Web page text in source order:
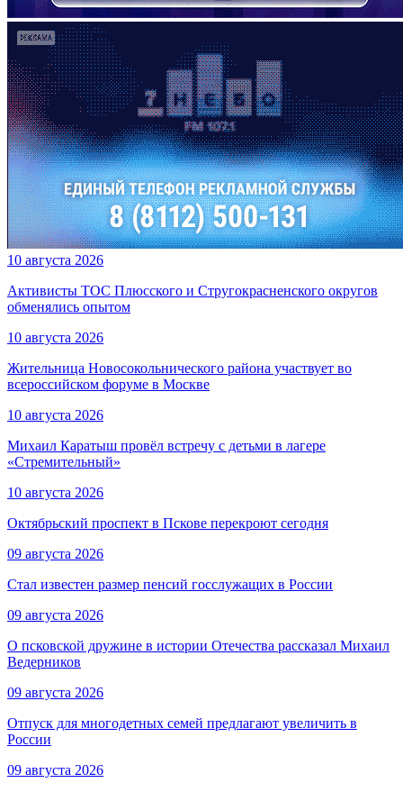
10 августа 2026
Активисты ТОС Плюсского и Стругокрасненского округов
обменялись опытом
10 августа 2026
Жительница Новосокольнического района участвует во
всероссийском форуме в Москве
10 августа 2026
Михаил Каратыш провёл встречу с детьми в лагере
«Стремительный»
10 августа 2026
Октябрьский проспект в Пскове перекроют сегодня
09 августа 2026
Стал известен размер пенсий госслужащих в России
09 августа 2026
О псковской дружине в истории Отечества рассказал Михаил
Ведерников
09 августа 2026
Отпуск для многодетных семей предлагают увеличить в
России
09 августа 2026